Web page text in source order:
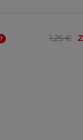
1,25 €